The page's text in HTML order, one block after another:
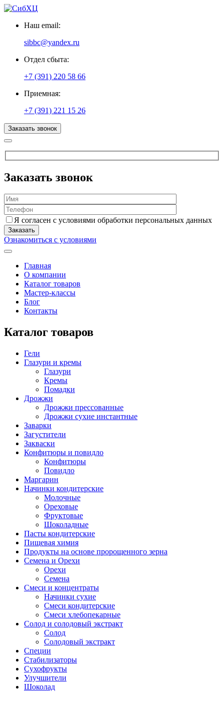
Наш email:
sibbc@yandex.ru
Отдел сбыта:
+7 (391) 220 58 66
Приемная:
+7 (391) 221 15 26
Заказать звонок
Заказать звонок
Я согласен с условиями обработки персональных данных
Ознакомиться с условиями
Главная
О компании
Каталог товаров
Мастер-классы
Блог
Контакты
Каталог товаров
Гели
Глазури и кремы
Глазури
Кремы
Помадки
Дрожжи
Дрожжи прессованные
Дрожжи сухие инстантные
Заварки
Загустители
Закваски
Конфитюры и повидло
Конфитюры
Повидло
Маргарин
Начинки кондитерские
Молочные
Ореховые
Фруктовые
Шоколадные
Пасты кондитерские
Пищевая химия
Продукты на основе пророщенного зерна
Семена и Орехи
Орехи
Семена
Смеси и концентраты
Начинки сухие
Смеси кондитерские
Смеси хлебопекарные
Солод и солодовый экстракт
Солод
Солодовый экстракт
Специи
Стабилизаторы
Сухофрукты
Улучшители
Шоколад